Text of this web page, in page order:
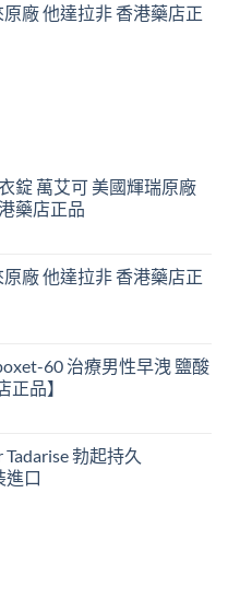
廠 他達拉非 香港藥店正
錠 萬艾可 美國輝瑞原廠
藥店正品
廠 他達拉非 香港藥店正
60 治療男性早洩 鹽酸
品】
勃起持久
進口